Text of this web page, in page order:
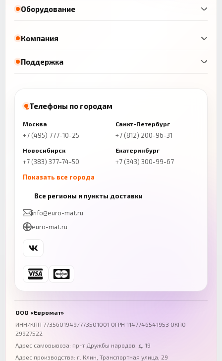
Оборудование
Компания
Поддержка
Телефоны по городам
Москва
+7 (495) 777-10-25
Санкт-Петербург
+7 (812) 200-96-31
Новосибирск
+7 (383) 377-74-50
Екатеринбург
+7 (343) 300-99-67
Показать все города
+7 (843) 206-01-30
Челябинск
+7 (343) 300-99-67
Ростов-на-Дону
+7 (863) 333-50-75
Волгоград
+7 (844) 261-36-12
Омск
Все регионы и пункты доставки
info@euro-mat.ru
euro-mat.ru
ООО «Евромат»
ИНН/КПП 7735601949/773501001 ОГРН 1147746541953 ОКПО
29927522
Адрес самовывоза: пр-т Дружбы народов, д. 19
Адрес производства: г. Клин, Транспортная улица, 29